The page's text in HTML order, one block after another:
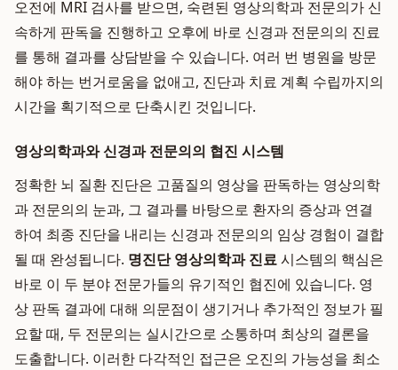
오전에 MRI 검사를 받으면, 숙련된 영상의학과 전문의가 신
속하게 판독을 진행하고 오후에 바로 신경과 전문의의 진료
를 통해 결과를 상담받을 수 있습니다. 여러 번 병원을 방문
해야 하는 번거로움을 없애고, 진단과 치료 계획 수립까지의
시간을 획기적으로 단축시킨 것입니다.
영상의학과와 신경과 전문의의 협진 시스템
정확한 뇌 질환 진단은 고품질의 영상을 판독하는 영상의학
과 전문의의 눈과, 그 결과를 바탕으로 환자의 증상과 연결
하여 최종 진단을 내리는 신경과 전문의의 임상 경험이 결합
될 때 완성됩니다. 명진단 영상의학과 진료시스템의 핵심은
바로 이 두 분야 전문가들의 유기적인 협진에 있습니다. 영
상 판독 결과에 대해 의문점이 생기거나 추가적인 정보가 필
요할 때, 두 전문의는 실시간으로 소통하며 최상의 결론을
도출합니다. 이러한 다각적인 접근은 오진의 가능성을 최소